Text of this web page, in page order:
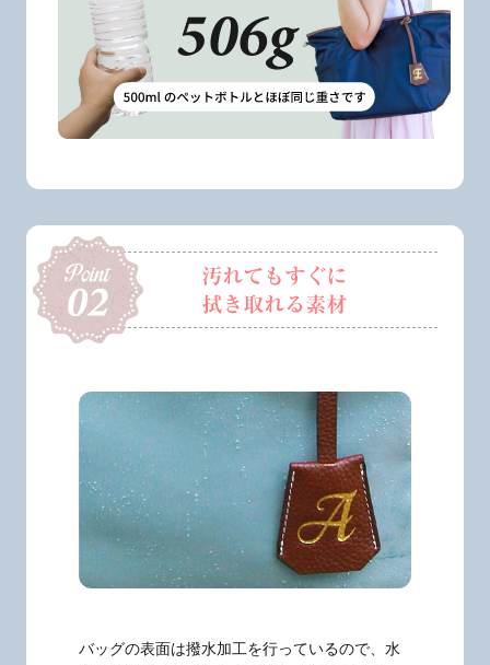
バッグの表面は撥水加工を行っているので、水